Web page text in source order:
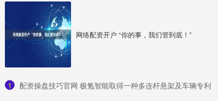
网络配资开户 “你的事，我们管到底！”
1 ​配资操盘技巧官网 极氪智能取得一种多连杆悬架及车辆专利